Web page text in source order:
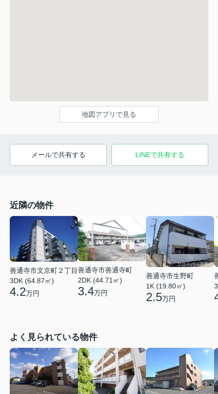
地図アプリで見る
メールで共有する LINEで共有する
近隣の物件
善通寺市文京町２丁目
3DK (64.87㎡)
4.2万円
善通寺市善通寺町
2DK (44.71㎡)
3.4万円
善通寺市生野町
1K (19.80㎡)
2.5万円
よく見られている物件